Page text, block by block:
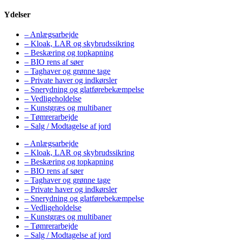
Ydelser
– Anlægsarbejde
– Kloak, LAR og skybrudssikring
– Beskæring og topkapning
– BIO rens af søer
– Taghaver og grønne tage
– Private haver og indkørsler
– Snerydning og glatførebekæmpelse
– Vedligeholdelse
– Kunstgræs og multibaner
– Tømrerarbejde
– Salg / Modtagelse af jord
– Anlægsarbejde
– Kloak, LAR og skybrudssikring
– Beskæring og topkapning
– BIO rens af søer
– Taghaver og grønne tage
– Private haver og indkørsler
– Snerydning og glatførebekæmpelse
– Vedligeholdelse
– Kunstgræs og multibaner
– Tømrerarbejde
– Salg / Modtagelse af jord